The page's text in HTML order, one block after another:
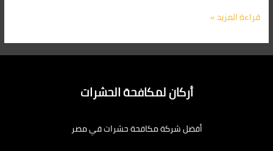
قراءة المزيد »
أركان لمكافحة الحشرات
أفضل شركة مكافحة حشرات في مصر